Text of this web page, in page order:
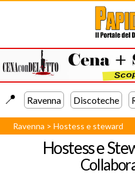
📍️ Ravenna Discoteche
Ravenna >Hostess e steward
Hostess e